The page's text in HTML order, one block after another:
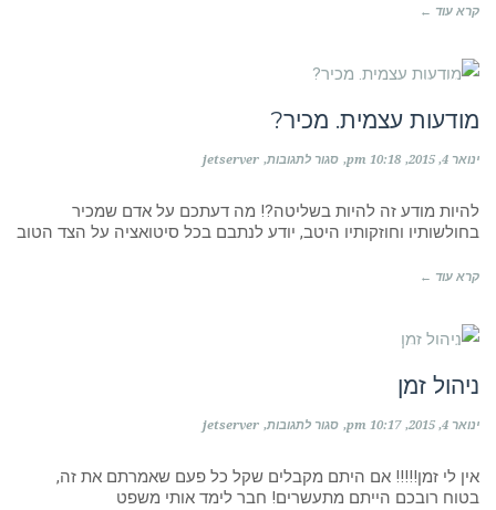
קרא עוד ←
אני ועצמי
מודעות עצמית. מכיר?
ינואר 4, 2015 10:18 pm סגור לתגובותעל
מכיר?
jetserver
להיות מודע זה להיות בשליטה?! מה דעתכם על אדם שמכיר
בחולשותיו וחוזקותיו היטב, יודע לנתבם בכל סיטואציה על הצד הטוב
קרא עוד ←
על דחיינות, שליטה ואחריות
ניהול זמן
ינואר 4, 2015 10:17 pm סגור לתגובותעלjetserver
אין לי זמן!!!!! אם היתם מקבלים שקל כל פעם שאמרתם את זה,
בטוח רובכם הייתם מתעשרים! חבר לימד אותי משפט